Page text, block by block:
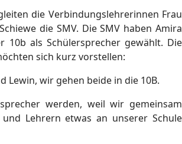
die Verbindungslehrerinnen Frau
die SMV. Die SMV haben Amira
10b als Schülersprecher gewählt. Die
sich kurz vorstellen:
Lewin, wir gehen beide in die 10B.
werden, weil wir gemeinsam
Lehrern etwas an unserer Schule